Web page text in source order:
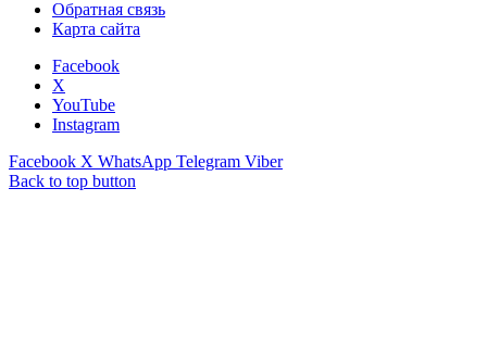
Обратная связь
Карта сайта
Facebook
X
YouTube
Instagram
Facebook X WhatsApp Telegram Viber
Back to top button